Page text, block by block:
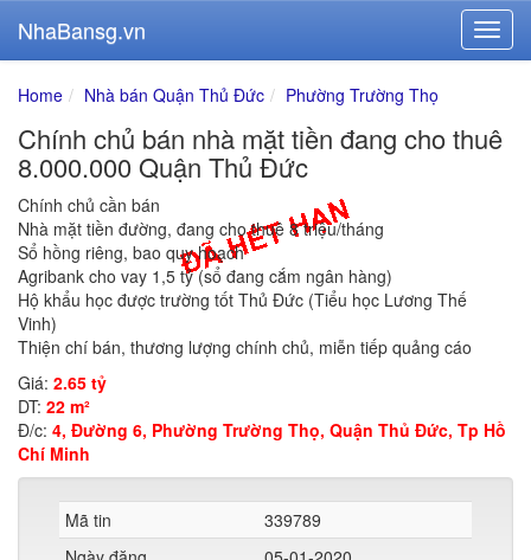
NhaBansg.vn
Home Nhà bán Quận Thủ Đức Phường Trường Thọ
Chính chủ bán nhà mặt tiền đang cho thuê
8.000.000 Quận Thủ Đức
Chính chủ cần bán
Nhà mặt tiền đường, đang cho thuê 8 triệu/tháng
Sổ hồng riêng, bao quy hoạch
Agribank cho vay 1,5 tỷ (sổ đang cắm ngân hàng)
Hộ khẩu học được trường tốt Thủ Đức (Tiểu học Lương Thế
Vinh)
Thiện chí bán, thương lượng chính chủ, miễn tiếp quảng cáo
Giá: 2.65 tỷ
DT: 22 m²
Đ/c: 4, Đường 6, Phường Trường Thọ, Quận Thủ Đức, Tp Hồ
Chí Minh
Mã tin
339789